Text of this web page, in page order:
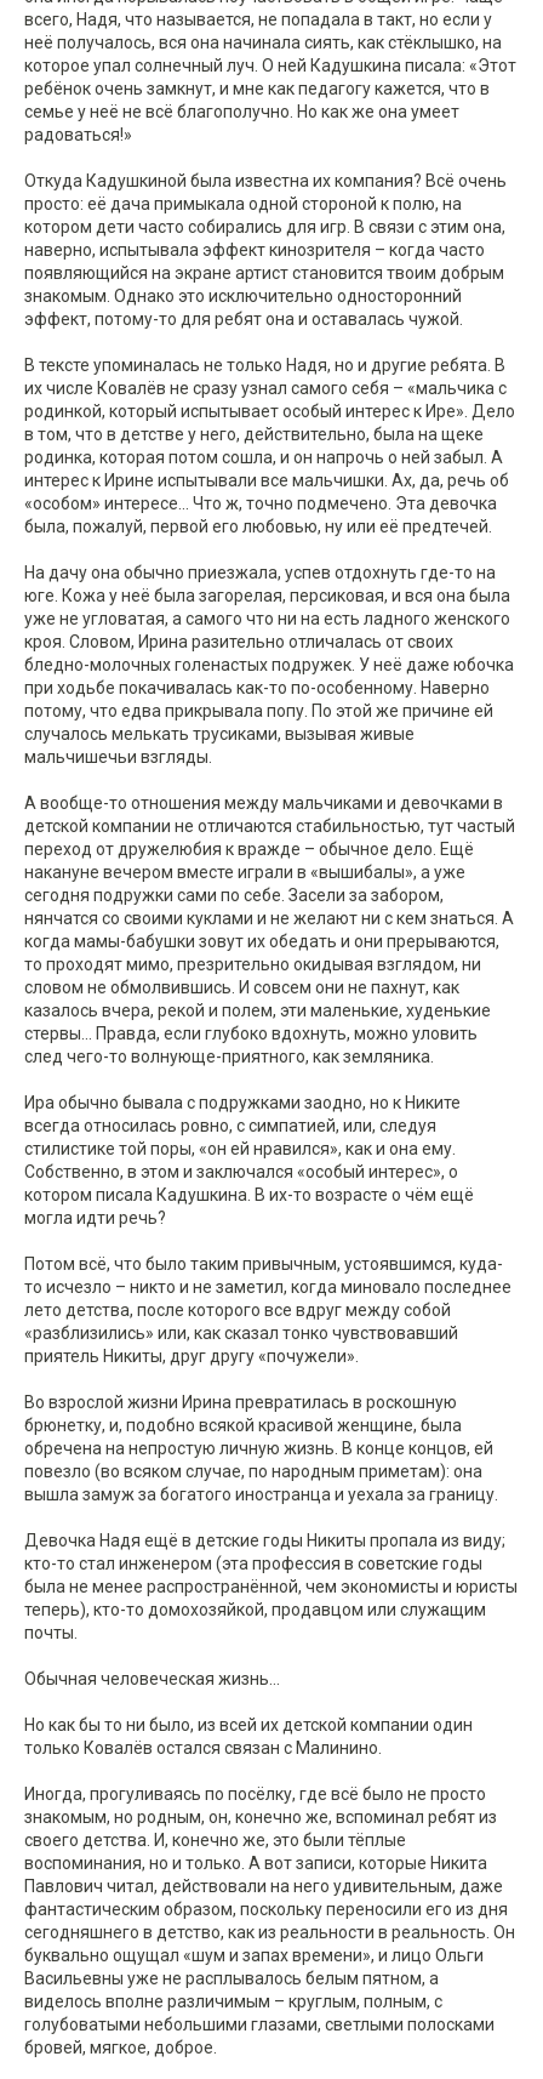
всего, Надя, что называется, не попадала в такт, но если у
неё получалось, вся она начинала сиять, как стёклышко, на
которое упал солнечный луч. О ней Кадушкина писала: «Этот
ребёнок очень замкнут, и мне как педагогу кажется, что в
семье у неё не всё благополучно. Но как же она умеет
радоваться!»
Откуда Кадушкиной была известна их компания? Всё очень
просто: её дача примыкала одной стороной к полю, на
котором дети часто собирались для игр. В связи с этим она,
наверно, испытывала эффект кинозрителя – когда часто
появляющийся на экране артист становится твоим добрым
знакомым. Однако это исключительно односторонний
эффект, потому-то для ребят она и оставалась чужой.
В тексте упоминалась не только Надя, но и другие ребята. В
их числе Ковалёв не сразу узнал самого себя – «мальчика с
родинкой, который испытывает особый интерес к Ире». Дело
в том, что в детстве у него, действительно, была на щеке
родинка, которая потом сошла, и он напрочь о ней забыл. А
интерес к Ирине испытывали все мальчишки. Ах, да, речь об
«особом» интересе... Что ж, точно подмечено. Эта девочка
была, пожалуй, первой его любовью, ну или её предтечей.
На дачу она обычно приезжала, успев отдохнуть где-то на
юге. Кожа у неё была загорелая, персиковая, и вся она была
уже не угловатая, а самого что ни на есть ладного женского
кроя. Словом, Ирина разительно отличалась от своих
бледно-молочных голенастых подружек. У неё даже юбочка
при ходьбе покачивалась как-то по-особенному. Наверно
потому, что едва прикрывала попу. По этой же причине ей
случалось мелькать трусиками, вызывая живые
мальчишечьи взгляды.
А вообще-то отношения между мальчиками и девочками в
детской компании не отличаются стабильностью, тут частый
переход от дружелюбия к вражде – обычное дело. Ещё
накануне вечером вместе играли в «вышибалы», а уже
сегодня подружки сами по себе. Засели за забором,
нянчатся со своими куклами и не желают ни с кем знаться. А
когда мамы-бабушки зовут их обедать и они прерываются,
то проходят мимо, презрительно окидывая взглядом, ни
словом не обмолвившись. И совсем они не пахнут, как
казалось вчера, рекой и полем, эти маленькие, худенькие
стервы... Правда, если глубоко вдохнуть, можно уловить
след чего-то волнующе-приятного, как земляника.
Ира обычно бывала с подружками заодно, но к Никите
всегда относилась ровно, с симпатией, или, следуя
стилистике той поры, «он ей нравился», как и она ему.
Собственно, в этом и заключался «особый интерес», о
котором писала Кадушкина. В их-то возрасте о чём ещё
могла идти речь?
Потом всё, что было таким привычным, устоявшимся, куда-
то исчезло – никто и не заметил, когда миновало последнее
лето детства, после которого все вдруг между собой
«разблизились» или, как сказал тонко чувствовавший
приятель Никиты, друг другу «почужели».
Во взрослой жизни Ирина превратилась в роскошную
брюнетку, и, подобно всякой красивой женщине, была
обречена на непростую личную жизнь. В конце концов, ей
повезло (во всяком случае, по народным приметам): она
вышла замуж за богатого иностранца и уехала за границу.
Девочка Надя ещё в детские годы Никиты пропала из виду;
кто-то стал инженером (эта профессия в советские годы
была не менее распространённой, чем экономисты и юристы
теперь), кто-то домохозяйкой, продавцом или служащим
почты.
Обычная человеческая жизнь...
Но как бы то ни было, из всей их детской компании один
только Ковалёв остался связан с Малинино.
Иногда, прогуливаясь по посёлку, где всё было не просто
знакомым, но родным, он, конечно же, вспоминал ребят из
своего детства. И, конечно же, это были тёплые
воспоминания, но и только. А вот записи, которые Никита
Павлович читал, действовали на него удивительным, даже
фантастическим образом, поскольку переносили его из дня
сегодняшнего в детство, как из реальности в реальность. Он
буквально ощущал «шум и запах времени», и лицо Ольги
Васильевны уже не расплывалось белым пятном, а
виделось вполне различимым – круглым, полным, с
голубоватыми небольшими глазами, светлыми полосками
бровей, мягкое, доброе.